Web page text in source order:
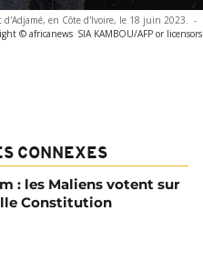
en Côte d'Ivoire, le 18 juin 2023. -
© africanews SIA KAMBOU/AFP or licensors
CONNEXES
: les Maliens votent sur
Constitution